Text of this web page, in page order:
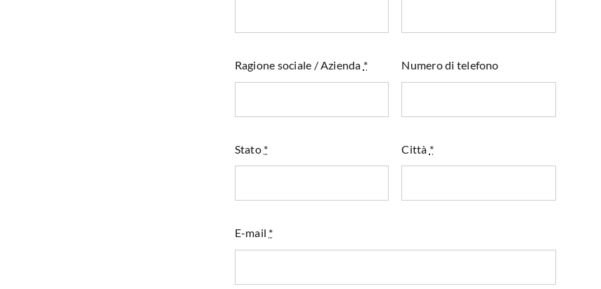
Ragione sociale / Azienda * Numero di telefono
Stato * Città *
E-mail *